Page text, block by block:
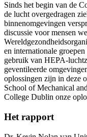
Sinds het begin van de
de lucht overgedragen
binnenomgevingen
discussie voor mensen
en internationale
gebruik van HEPA-
geventileerde
oplossingen zijn in deze
School of Mechanical
College Dublin onze
Het rapport